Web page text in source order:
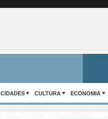
CIDADES CULTURA ECONOMIA